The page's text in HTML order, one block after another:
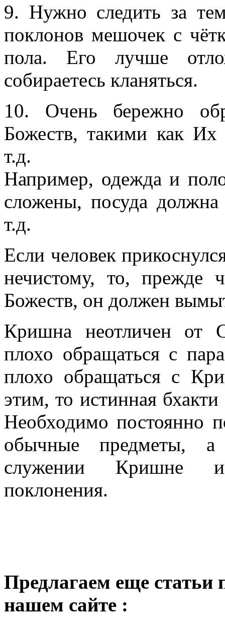
9. Нужно следить за
поклонов мешочек с
пола. Его лучше
собираетесь кланяться.
10. Очень бережно
Божеств, такими как
т.д.
Например, одежда и
сложены, посуда
т.д.
Если человек
нечистому, то, прежде
Божеств, он должен
Кришна неотличен от
плохо обращаться с
плохо обращаться с
этим, то истинная
Необходимо постоянно
обычные предметы, а
служении Кришне и
поклонения.
Предлагаем еще статьи
нашем сайте :